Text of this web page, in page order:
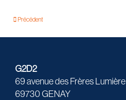
Précédent
G2D2
69 avenue des Frères Lumière
69730 GENAY